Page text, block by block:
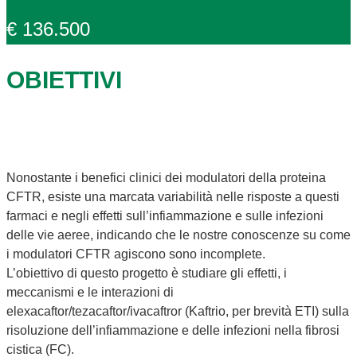
€ 136.500
OBIETTIVI
Nonostante i benefici clinici dei modulatori della proteina
CFTR, esiste una marcata variabilità nelle risposte a questi
farmaci e negli effetti sull’infiammazione e sulle infezioni
delle vie aeree, indicando che le nostre conoscenze su come
i modulatori CFTR agiscono sono incomplete.
L’obiettivo di questo progetto è studiare gli effetti, i
meccanismi e le interazioni di
elexacaftor/tezacaftor/ivacaftror (Kaftrio, per brevità ETI) sulla
risoluzione dell’infiammazione e delle infezioni nella fibrosi
cistica (FC).